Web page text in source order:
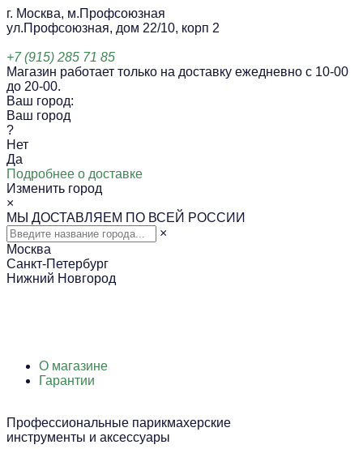
г. Москва, м.Профсоюзная
ул.Профсоюзная, дом 22/10, корп 2
+7 (915) 285 71 85
Магазин работает только на доставку ежедневно с 10-00
до 20-00.
Ваш город:
Ваш город
?
Нет
Да
Подробнее о доставке
Изменить город
×
МЫ ДОСТАВЛЯЕМ ПО ВСЕЙ РОССИИ
×
Москва
Санкт-Петербург
Нижний Новгород
О магазине
Гарантии
Профессиональные парикмахерские
инструменты и аксессуары